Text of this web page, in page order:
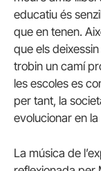
educatiu és
que en tenen.
que els
trobin un camí
les escoles es
per tant, la
evolucionar en
La música de